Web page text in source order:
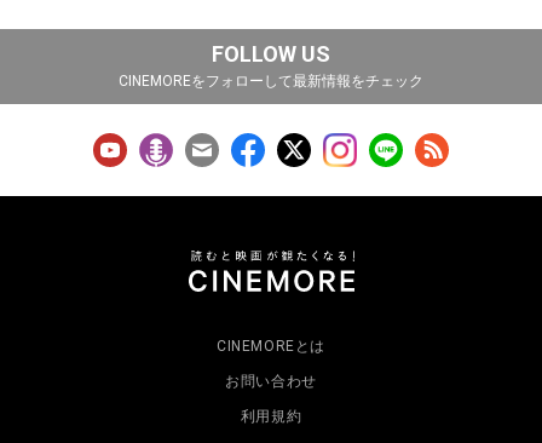
FOLLOW US
CINEMOREをフォローして最新情報をチェック
CINEMOREとは
お問い合わせ
利用規約